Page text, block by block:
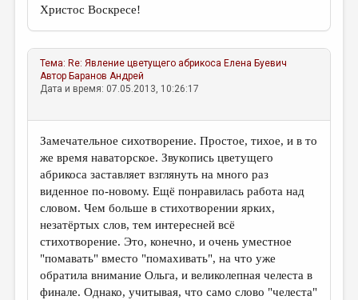
Христос Воскресе!
Тема: Re: Явление цветущего абрикоса Елена Буевич
Автор Баранов Андрей
Дата и время: 07.05.2013, 10:26:17
Замечательное сихотворение. Простое, тихое, и в то
же время наваторское. Звукопись цветущего
абрикоса заставляет взглянуть на много раз
виденное по-новому. Ещё понравилась работа над
словом. Чем больше в стихотворении ярких,
незатёртых слов, тем интересней всё
стихотворение. Это, конечно, и очень уместное
"помавать" вместо "помахивать", на что уже
обратила внимание Ольга, и великолепная челеста в
финале. Однако, учитывая, что само слово "челеста"